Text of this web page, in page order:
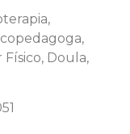
Doula,